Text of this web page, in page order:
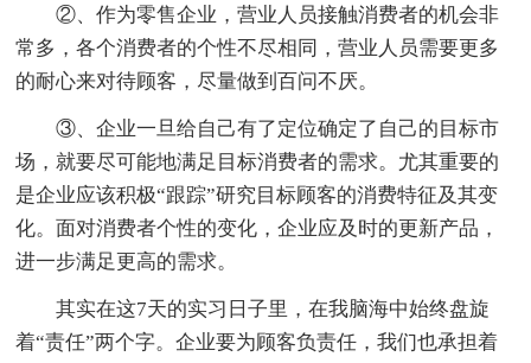
②、作为零售企业，营业人员接触消费者的机会非
常多，各个消费者的个性不尽相同，营业人员需要更多
的耐心来对待顾客，尽量做到百问不厌。
③、企业一旦给自己有了定位确定了自己的目标市
场，就要尽可能地满足目标消费者的需求。尤其重要的
是企业应该积极“跟踪”研究目标顾客的消费特征及其变
化。面对消费者个性的变化，企业应及时的更新产品，
进一步满足更高的需求。
其实在这7天的实习日子里，在我脑海中始终盘旋
着“责任”两个字。企业要为顾客负责任，我们也承担着